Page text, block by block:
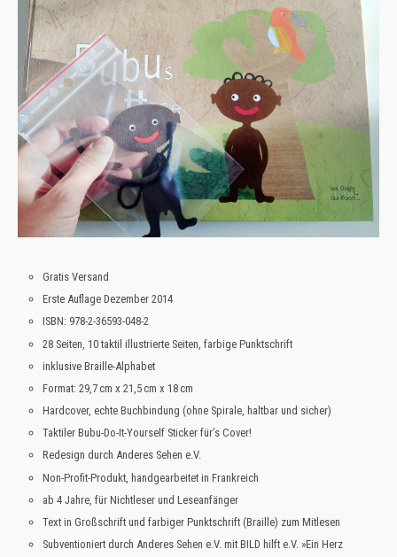
Gratis Versand
Erste Auflage Dezember 2014
ISBN: 978-2-36593-048-2
28 Seiten, 10 taktil illustrierte Seiten, farbige Punktschrift
inklusive Braille-Alphabet
Format: 29,7 cm x 21,5 cm x 18 cm
Hardcover, echte Buchbindung (ohne Spirale, haltbar und sicher)
Taktiler Bubu-Do-It-Yourself Sticker für’s Cover!
Redesign durch Anderes Sehen e.V.
Non-Profit-Produkt, handgearbeitet in Frankreich
ab 4 Jahre, für Nichtleser und Leseanfänger
Text in Großschrift und farbiger Punktschrift (Braille) zum Mitlesen
Subventioniert durch Anderes Sehen e.V. mit BILD hilft e.V. »Ein Herz